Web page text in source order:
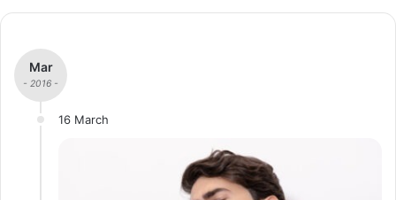
Mar
- 2016 -
16 March